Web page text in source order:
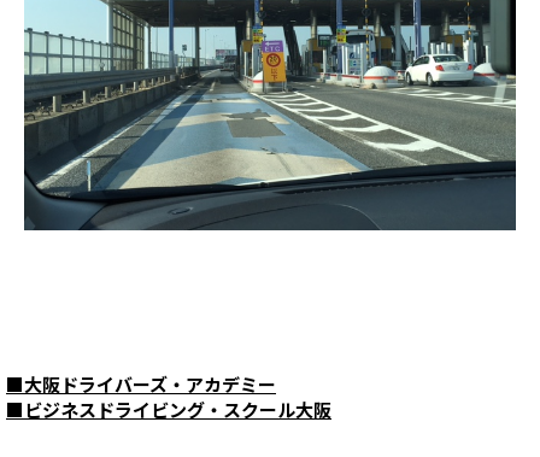
■大阪ドライバーズ・アカデミー
■ビジネスドライビング・スクール大阪